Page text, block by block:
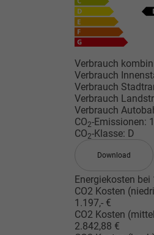
Verbrauch
Verbrauch
Verbrauch
Verbrauch
Verbrauch
CO2-Emissionen:
CO2-Klasse: D
Download
Energiekosten
CO2 Kosten
1.197,- €
CO2 Kosten
2.842,88 €